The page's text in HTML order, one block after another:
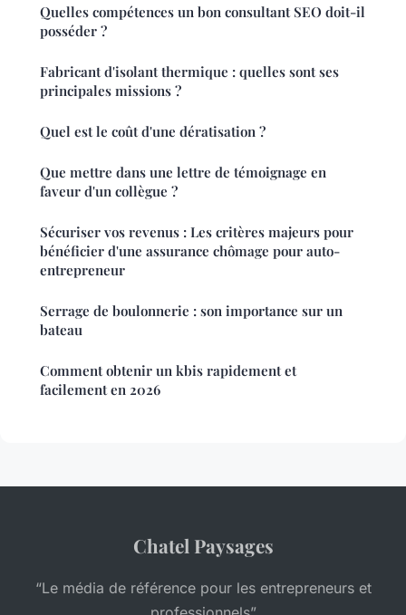
Quelles compétences un bon consultant SEO doit-il
posséder ?
Fabricant d'isolant thermique : quelles sont ses
principales missions ?
Quel est le coût d'une dératisation ?
Que mettre dans une lettre de témoignage en
faveur d'un collègue ?
Sécuriser vos revenus : Les critères majeurs pour
bénéficier d'une assurance chômage pour auto-
entrepreneur
Serrage de boulonnerie : son importance sur un
bateau
Comment obtenir un kbis rapidement et
facilement en 2026
Chatel Paysages
“Le média de référence pour les entrepreneurs et